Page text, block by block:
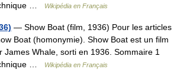
…
Wikipédia en Français
— Show Boat (film, 1936) Pour les articles
Boat (homonymie). Show Boat est un film
James Whale, sorti en 1936. Sommaire 1
…
Wikipédia en Français